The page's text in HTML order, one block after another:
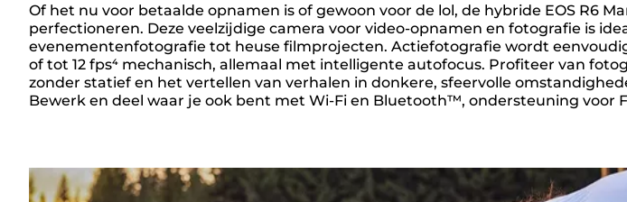
Overzicht
Of het nu voor betaalde opnamen is of gewoon voor de lol, de hybride EOS R6
perfectioneren. Deze veelzijdige camera voor video-opnamen en fotografie is
evenementenfotografie tot heuse filmprojecten. Actiefotografie wordt
of tot 12 fps⁴ mechanisch, allemaal met intelligente autofocus. Profiteer van
zonder statief en het vertellen van verhalen in donkere, sfeervolle
Bewerk en deel waar je ook bent met Wi-Fi en Bluetooth™, ondersteuning voor